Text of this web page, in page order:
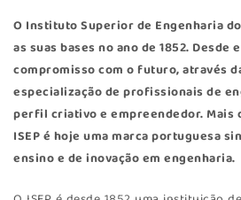
O Instituto Superior de Engenharia
as suas bases no ano de 1852. Desde
compromisso com o futuro, através
especialização de profissionais de
perfil criativo e empreendedor. Mais
ISEP é hoje uma marca portuguesa
ensino e de inovação em engenharia.